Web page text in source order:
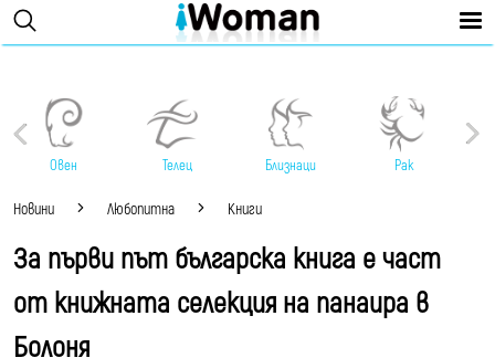
Овен Телец Близнаци Рак
Новини Любопитна Книги
За първи път българска книга е част
от книжната селекция на панаира в
Болоня